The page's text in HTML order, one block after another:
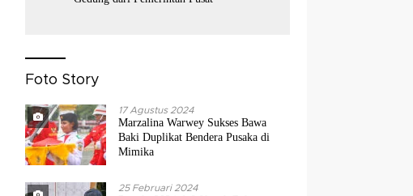
Foto Story
17 Agustus 2024
Marzalina Warwey Sukses Bawa
Baki Duplikat Bendera Pusaka di
Mimika
25 Februari 2024